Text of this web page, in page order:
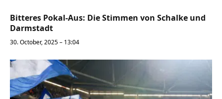
Bitteres Pokal-Aus: Die Stimmen von Schalke und
Darmstadt
30. October, 2025 – 13:04